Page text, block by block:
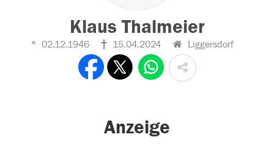
Klaus Thalmeier
02.12.1946 15.04.2024 Liggersdorf
Anzeige